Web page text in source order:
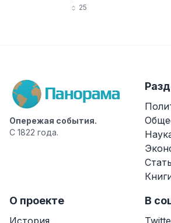
25
Опережая события.
С 1822 года.
О проекте
История
В